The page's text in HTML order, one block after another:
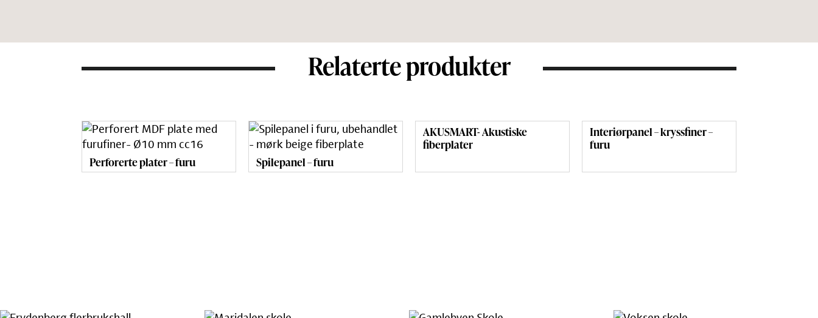
Relaterte produkter
Perforerte plater – furu Spilepanel – furu
AKUSMART- Akustiske
fiberplater
Interiørpanel – kryssfiner –
furu